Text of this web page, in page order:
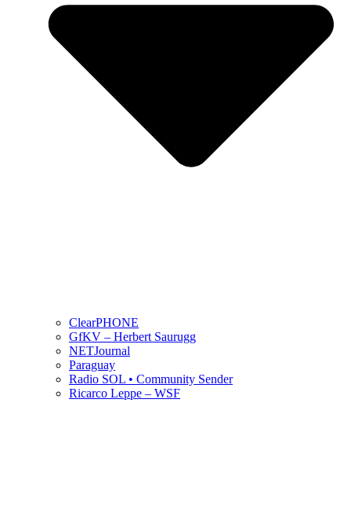
ClearPHONE
GfKV – Herbert Saurugg
NETJournal
Paraguay
Radio SOL • Community Sender
Ricarco Leppe – WSF